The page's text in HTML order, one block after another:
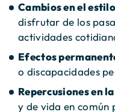
Cambios en el
disfrutar de los
actividades
Efectos
o discapacidades
Repercusiones en
y de vida en común